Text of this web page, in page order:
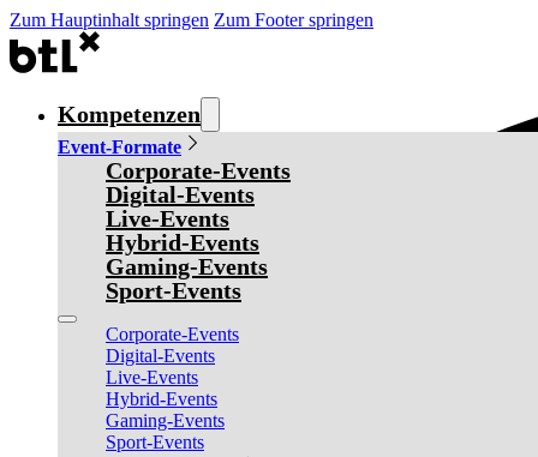
Zum Hauptinhalt springen Zum Footer springen
Kompetenzen
Event-Formate
Corporate-Events
Digital-Events
Live-Events
Hybrid-Events
Gaming-Events
Sport-Events
Corporate-Events
Digital-Events
Live-Events
Hybrid-Events
Gaming-Events
Sport-Events